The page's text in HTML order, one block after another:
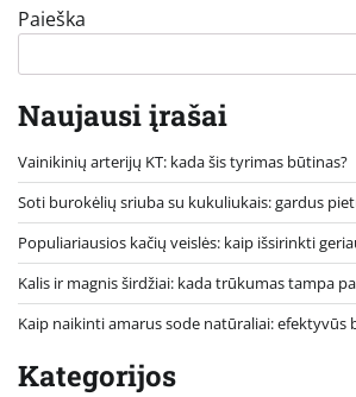
Paieška
Naujausi įrašai
Vainikinių arterijų KT: kada šis tyrimas būtinas?
Soti burokėlių sriuba su kukuliukais: gardus
Populiariausios kačių veislės: kaip išsirinkti
Kalis ir magnis širdžiai: kada trūkumas tampa
Kaip naikinti amarus sode natūraliai: efektyvūs
Kategorijos